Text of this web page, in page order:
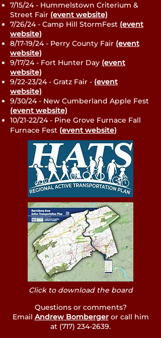
7/15/24 - Hummelstown Criterium &
Street Fair (event website)
7/26/24 - Camp Hill StormFest (event
website)
8/17-19/24 - Perry County Fair (event
website)
9/17/24 - Fort Hunter Day (event
website)
9/22-23/24 - Gratz Fair - (event
website)
9/30/24 - New Cumberland Apple Fest
(event website)
10/21-22/24 - Pine Grove Furnace Fall
Furnace Fest (event website)
Click to download the board
Questions or comments?
Email Andrew Bombergeror call him
at (717) 234-2639.